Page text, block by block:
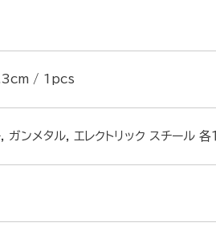
/ 1pcs
ガンメタル, エレクトリック スチール 各１